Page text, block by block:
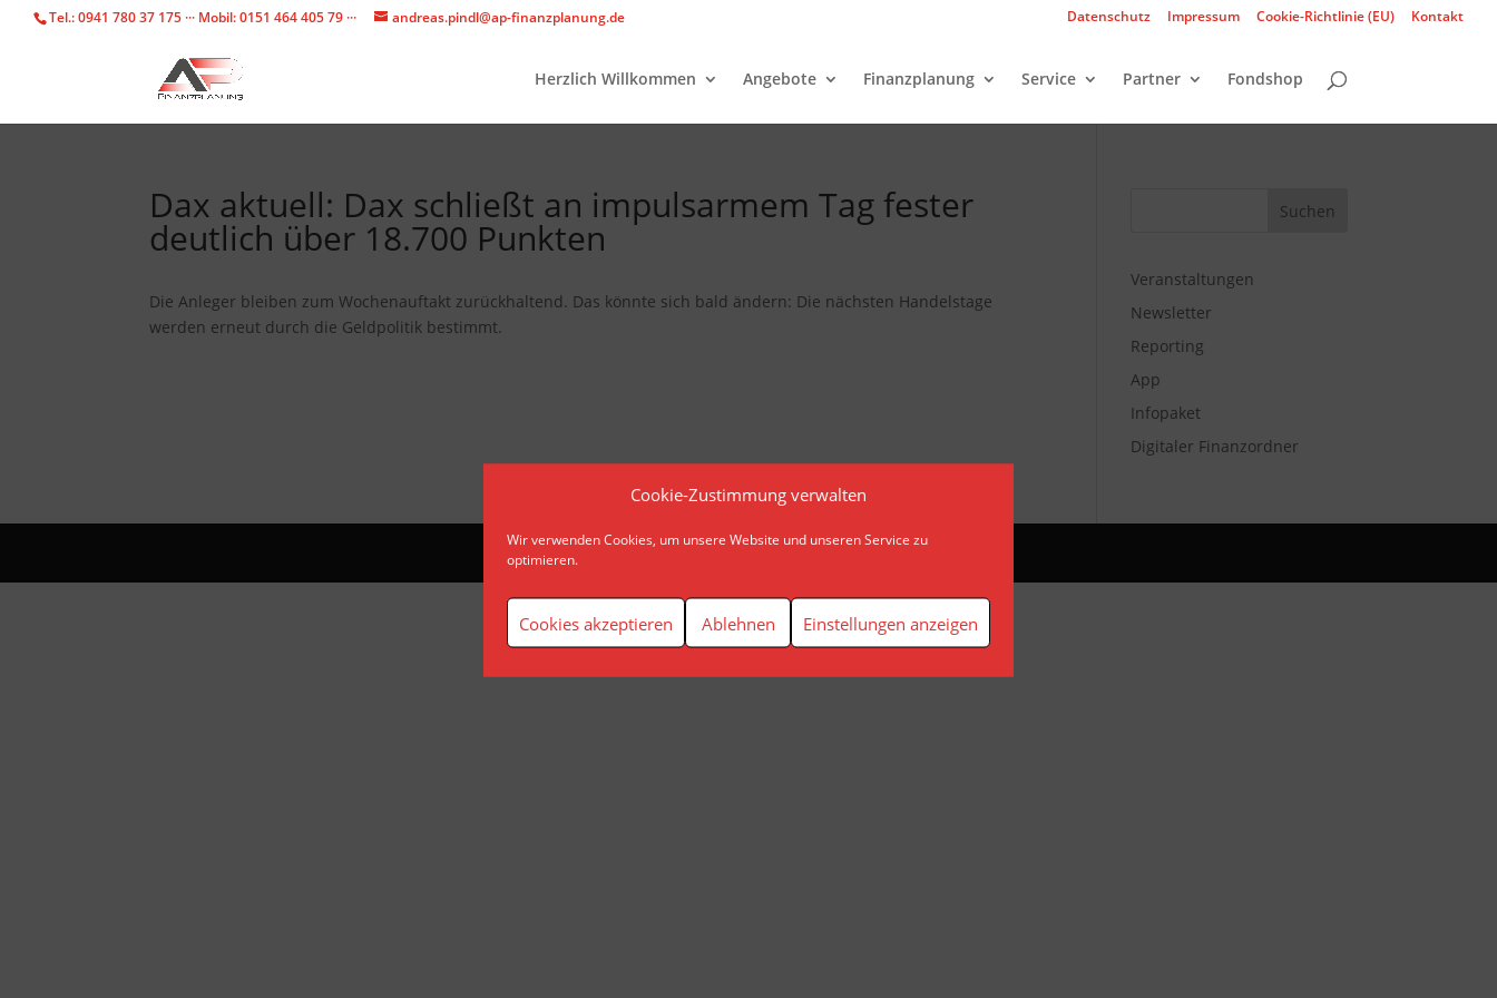
Cookie-Zustimmung verwalten
Wir verwenden Cookies, um unsere Website und unseren Service zu
optimieren.
Cookies akzeptieren Ablehnen Einstellungen anzeigen
Tel.: 0941 780 37 175 ··· Mobil: 0151 464 405 79 ··· andreas.pindl@ap-finanzplanung.de Datenschutz Impressum Cookie-Richtlinie (EU) Kontakt
Herzlich Willkommen Angebote Finanzplanung Service Partner Fondshop
Dax aktuell: Dax schließt an impulsarmem Tag fester
deutlich über 18.700 Punkten
Die Anleger bleiben zum Wochenauftakt zurückhaltend. Das könnte sich bald ändern: Die nächsten Handelstage
werden erneut durch die Geldpolitik bestimmt.
Veranstaltungen
Newsletter
Reporting
App
Infopaket
Digitaler Finanzordner
© AP Finanzplanung Andreas Pindl